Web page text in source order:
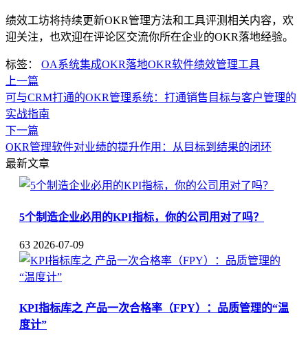
绩效工坊将持续更新OKR管理方法和工具评测相关内容，欢
迎关注，也欢迎在评论区交流你所在企业的OKR落地经验。
标签： OA系统集成OKR落地OKR软件绩效管理工具
上一篇
可与CRM打通的OKR管理系统：打通销售目标与客户管理的
实战指南
下一篇
OKR管理软件对业绩的提升作用：从目标到结果的闭环
最新文章
5个制造企业必用的KPI指标，你的公司用对了吗？
63 2026-07-09
KPI指标库之 产品一次合格率（FPY）：品质管理的“温
度计”